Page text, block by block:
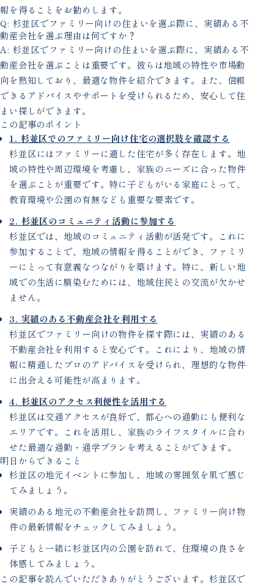
報を得ることをお勧めします。
Q: 杉並区でファミリー向けの住まいを選ぶ際に、実績ある不
動産会社を選ぶ理由は何ですか？
A: 杉並区でファミリー向けの住まいを選ぶ際に、実績ある不
動産会社を選ぶことは重要です。彼らは地域の特性や市場動
向を熟知しており、最適な物件を紹介できます。また、信頼
できるアドバイスやサポートを受けられるため、安心して住
まい探しができます。
この記事のポイント
1. 杉並区でのファミリー向け住宅の選択肢を確認する
杉並区にはファミリーに適した住宅が多く存在します。地
域の特性や周辺環境を考慮し、家族のニーズに合った物件
を選ぶことが重要です。特に子どもがいる家庭にとって、
教育環境や公園の有無なども重要な要素です。
2. 杉並区のコミュニティ活動に参加する
杉並区では、地域のコミュニティ活動が活発です。これに
参加することで、地域の情報を得ることができ、ファミリ
ーにとって有意義なつながりを築けます。特に、新しい地
域での生活に馴染むためには、地域住民との交流が欠かせ
ません。
3. 実績のある不動産会社を利用する
杉並区でファミリー向けの物件を探す際には、実績のある
不動産会社を利用すると安心です。これにより、地域の情
報に精通したプロのアドバイスを受けられ、理想的な物件
に出会える可能性が高まります。
4. 杉並区のアクセス利便性を活用する
杉並区は交通アクセスが良好で、都心への通勤にも便利な
エリアです。これを活用し、家族のライフスタイルに合わ
せた最適な通勤・通学プランを考えることができます。
明日からできること
杉並区の地元イベントに参加し、地域の雰囲気を肌で感じ
てみましょう。
実績のある地元の不動産会社を訪問し、ファミリー向け物
件の最新情報をチェックしてみましょう。
子どもと一緒に杉並区内の公園を訪れて、住環境の良さを
体感してみましょう。
この記事を読んでいただきありがとうございます。杉並区で